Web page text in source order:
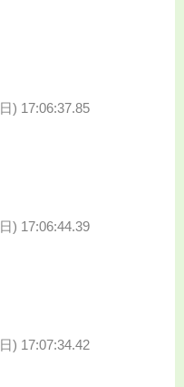
) 17:06:37.85
) 17:06:44.39
) 17:07:34.42